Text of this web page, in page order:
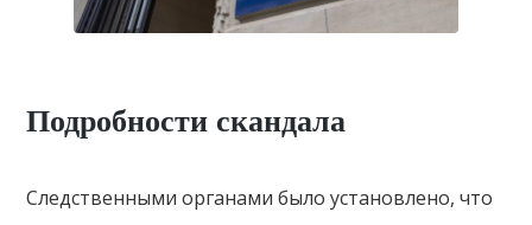
Подробности скандала
Следственными органами было установлено, что